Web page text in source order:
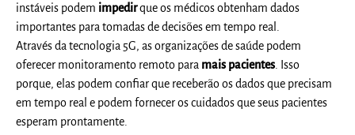
instáveis podem impedirque os médicos obtenham dados
importantes para tomadas de decisões em tempo real.
Através da tecnologia 5G, as organizações de saúde podem
oferecer monitoramento remoto para mais pacientes . Isso
porque, elas podem confiar que receberão os dados que precisam
em tempo real e podem fornecer os cuidados que seus pacientes
esperam prontamente.